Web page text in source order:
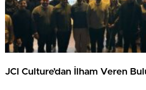
JCI Culture’dan İlham Veren